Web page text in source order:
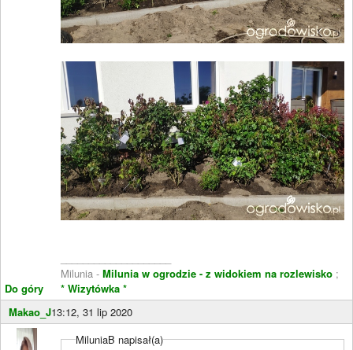
Do góry
Milunia - Milunia w ogrodzie - z widokiem na rozlewisko ;
* Wizytówka *
Makao_J13:12, 31 lip 2020
MiluniaB napisał(a)